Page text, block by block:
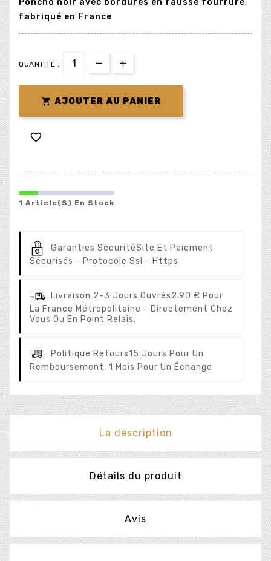
fabriqué en France
QUANTITÉ :
 AJOUTER AU PANIER

1 Article(s) En Stock
Garanties SécuritéSite Et Paiement
Sécurisés - Protocole Ssl - Https
Livraison 2-3 Jours Ouvrés2.90 € Pour
La France Métropolitaine - Directement Chez
Vous Ou En Point Relais.
Politique Retours15 Jours Pour Un
Remboursement, 1 Mois Pour Un Échange
La description
Détails du produit
Avis